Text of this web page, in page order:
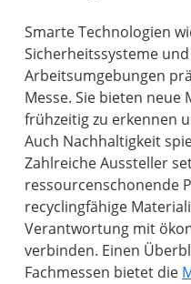
Smarte Technologien
Sicherheitssysteme
Arbeitsumgebungen
Messe. Sie bieten neue
frühzeitig zu erkennen
Auch Nachhaltigkeit
Zahlreiche Aussteller
ressourcenschonende
recyclingfähige
Verantwortung mit
verbinden. Einen
Fachmessen bietet die